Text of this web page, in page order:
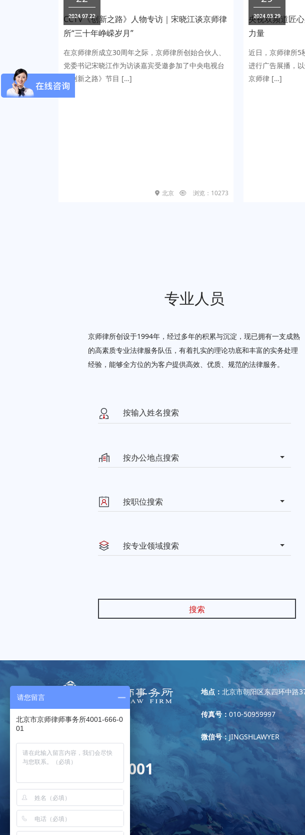
2024.07.22
CCTV《创新之路》人物专访｜宋晓江谈京师律
所“三十年峥嵘岁月”
在京师律所成立30周年之际，京师律所创始合伙人、
党委书记宋晓江作为访谈嘉宾受邀参加了中央电视台
《创新之路》节目 […]
北京 浏览：10273
2024.03.29
央视双频道匠
力量
近日，京师律所5
进行广告展播，
京师律 […]
专业人员
京师律所创设于1994年，经过多年的积累与沉淀，现已拥有一支成熟
的高素质专业法律服务队伍，有着扎实的理论功底和丰富的实务处理
经验，能够全方位的为客户提供高效、优质、规范的法律服务。
按办公地点搜索
按职位搜索
按专业领域搜索
搜索
全国免费咨询热线：
4001-666-001
地点： 北京市朝阳区东四环中路
传真号： 010-50959997
微信号：JINGSHLAWYER
请您留言
北京市京师律师事务所4001-666-0
01